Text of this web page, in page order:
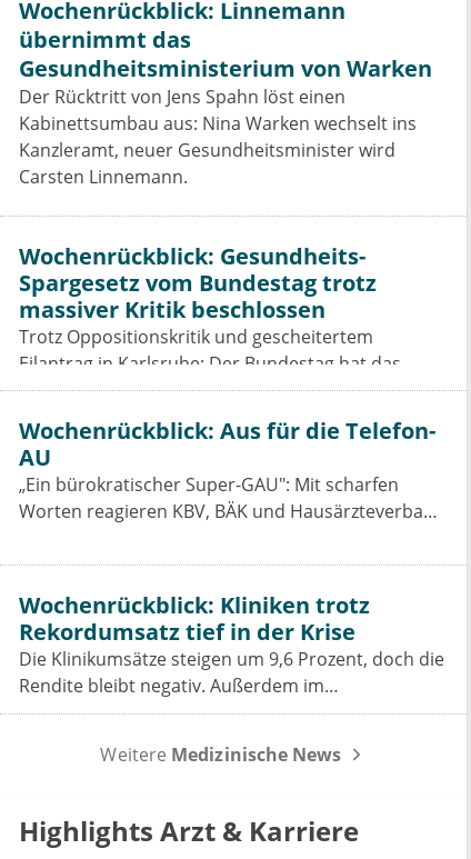
Wochenrückblick: Linnemann
übernimmt das
Gesundheitsministerium von Warken
Der Rücktritt von Jens Spahn löst einen
Kabinettsumbau aus: Nina Warken wechselt ins
Kanzleramt, neuer Gesundheitsminister wird
Carsten Linnemann.
Wochenrückblick: Gesundheits-
Spargesetz vom Bundestag trotz
massiver Kritik beschlossen
Trotz Oppositionskritik und gescheitertem
Eilantrag in Karlsruhe: Der Bundestag hat das
Beitragssatzstabilisierungsgesetz beschlossen. Für
Vertragsärzte bleiben die Einschnitte hart.
Wochenrückblick: Aus für die Telefon-
AU
„Ein bürokratischer Super-GAU": Mit scharfen
Worten reagieren KBV, BÄK und Hausärzteverband
GKV-Spargesetz für Praxen, Pharmaindustrie und
Prävention bedeutet.
Wochenrückblick: Kliniken trotz
Rekordumsatz tief in der Krise
Die Klinikumsätze steigen um 9,6 Prozent, doch die
Rendite bleibt negativ. Außerdem im
Wochenrückblick: das Spargesetz im
und die GOÄ-Reform.
Weitere Medizinische News
Highlights Arzt & Karriere